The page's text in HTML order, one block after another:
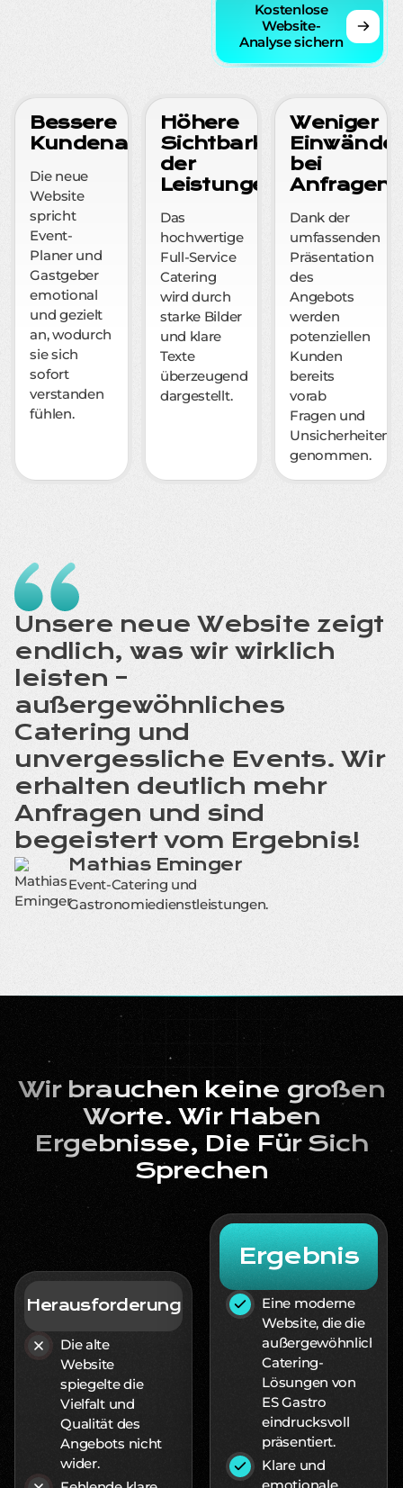
Kostenlose
Website-
Analyse sichern
Bessere
Kundenansprache.
Die neue
Website
spricht
Event-
Planer und
Gastgeber
emotional
und gezielt
an, wodurch
sie sich
sofort
verstanden
fühlen.
Höhere
Sichtbarkeit
der
Leistungen
Das
hochwertige
Full-Service
Catering
wird durch
starke Bilder
und klare
Texte
überzeugend
dargestellt.
Weniger
Einwände
bei
Anfragen
Dank der
umfassenden
Präsentation
des
Angebots
werden
potenziellen
Kunden
bereits
vorab
Fragen und
Unsicherheiten
genommen.
Unsere neue Website zeigt
endlich, was wir wirklich
leisten –
außergewöhnliches
Catering und
unvergessliche Events. Wir
erhalten deutlich mehr
Anfragen und sind
begeistert vom Ergebnis!
Mathias Eminger
Event-Catering und
Gastronomiedienstleistungen.
Wir brauchen keine großen
Worte. Wir Haben
Ergebnisse, Die Für Sich
Sprechen
Herausforderung
Die alte
Website
spiegelte die
Vielfalt und
Qualität des
Angebots nicht
wider.
Ergebnis
Eine moderne
Website, die die
außergewöhnlichen
Catering-
Lösungen von
ES Gastro
eindrucksvoll
präsentiert.
Klare und